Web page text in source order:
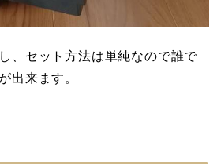
、セット方法は単純なので誰で
出来ます。